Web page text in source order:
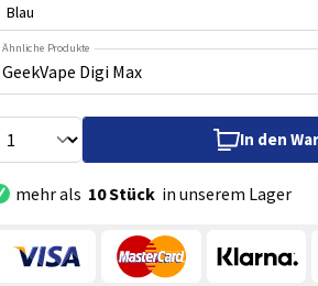
GeekVape Digi Max
Ähnliche Produkte
In den
mehr als 10 Stück in unserem Lager